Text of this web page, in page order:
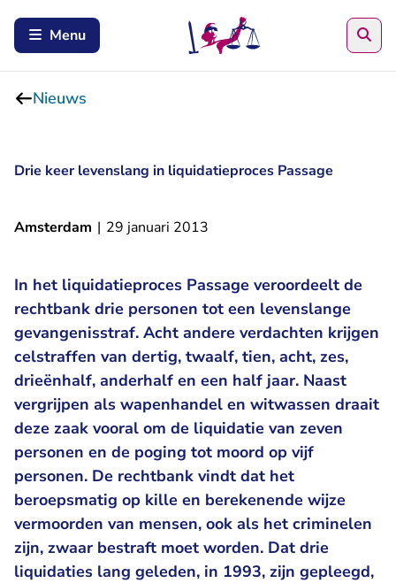
Menu
Nieuws
Drie keer levenslang in liquidatieproces Passage
Amsterdam | 29 januari 2013
In het liquidatieproces Passage veroordeelt de
rechtbank drie personen tot een levenslange
gevangenisstraf. Acht andere verdachten krijgen
celstraffen van dertig, twaalf, tien, acht, zes,
drieënhalf, anderhalf en een half jaar. Naast
vergrijpen als wapenhandel en witwassen draait
deze zaak vooral om de liquidatie van zeven
personen en de poging tot moord op vijf
personen. De rechtbank vindt dat het
beroepsmatig op kille en berekenende wijze
vermoorden van mensen, ook als het criminelen
zijn, zwaar bestraft moet worden. Dat drie
liquidaties lang geleden, in 1993, zijn gepleegd,